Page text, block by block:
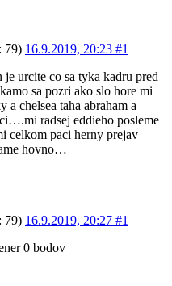
79) 16.9.2019, 20:23 #1
je urcite co sa tyka kadru pred
sa pozri ako slo hore mi
a chelsea taha abraham a
radsej eddieho posleme
celkom paci herny prejav
hovno…
79) 16.9.2019, 20:27 #1
0 bodov